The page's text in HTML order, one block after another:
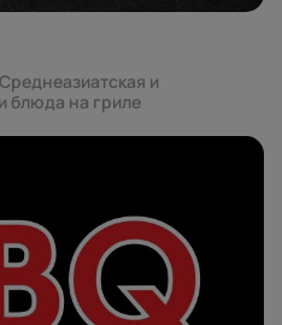
и
блюда на гриле